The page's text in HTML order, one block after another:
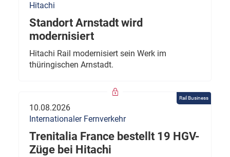
Hitachi
Standort Arnstadt wird
modernisiert
Hitachi Rail modernisiert sein Werk im
thüringischen Arnstadt.
Rail Business
10.08.2026
Internationaler Fernverkehr
Trenitalia France bestellt 19 HGV-
Züge bei Hitachi